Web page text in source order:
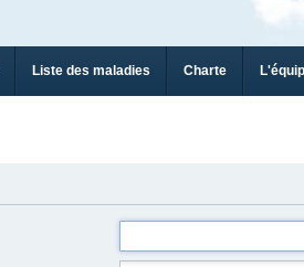
Liste des maladies Charte